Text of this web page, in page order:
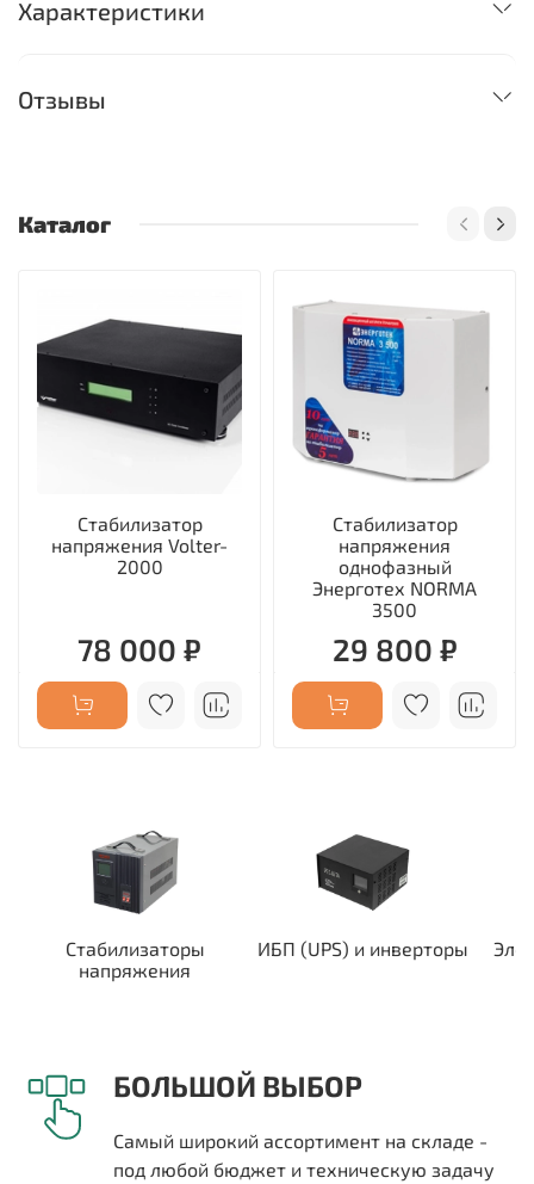
Характеристики
Отзывы
Каталог
Стабилизатор
напряжения Volter-
2000
78 000 ₽
Стабилизатор
напряжения
однофазный
Энерготех NORMA
3500
29 800 ₽
Стабилизаторы
напряжения
ИБП (UPS) и инверторы
БОЛЬШОЙ ВЫБОР
Самый широкий ассортимент на складе -
под любой бюджет и техническую задачу